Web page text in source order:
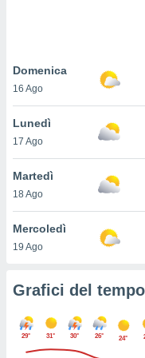
In
ti
per
nel
utilizzati
o
potrai
Domenica
16 Ago
Lunedì
17 Ago
Martedì
18 Ago
Mercoledì
19 Ago
Grafici del tempo
29° 31° 30° 26° 24°